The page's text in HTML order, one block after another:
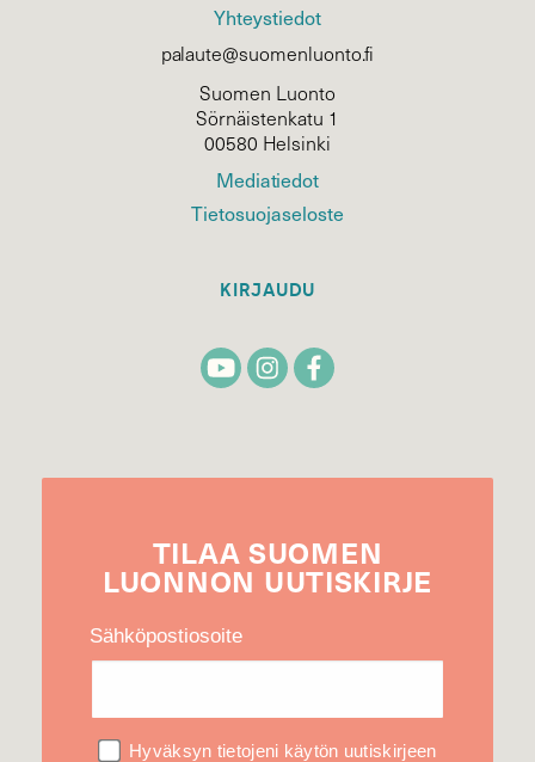
Yhteystiedot
palaute@suomenluonto.fi
Suomen Luonto
Sörnäistenkatu 1
00580 Helsinki
Mediatiedot
Tietosuojaseloste
KIRJAUDU
TILAA SUOMEN
LUONNON UUTIS­KIRJE
Sähköpostiosoite
Hyväksyn tietojeni käytön uutiskirjeen